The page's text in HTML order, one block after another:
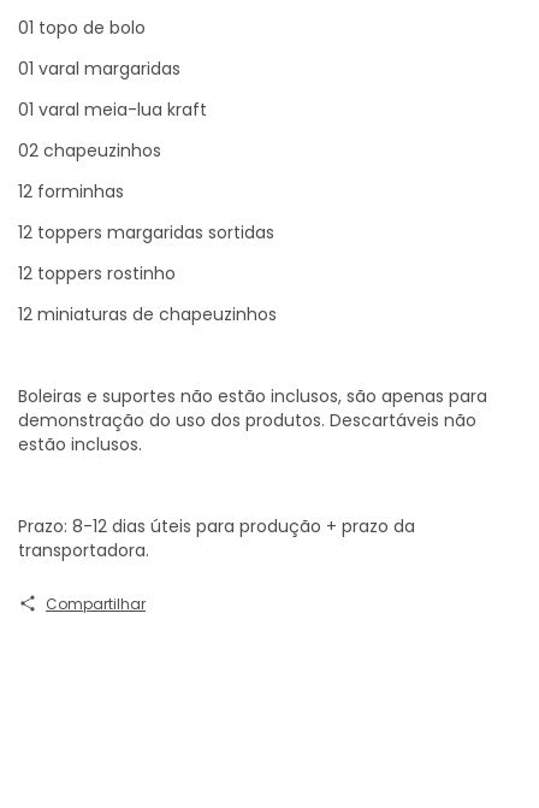
01 topo de bolo
01 varal margaridas
01 varal meia-lua kraft
02 chapeuzinhos
12 forminhas
12 toppers margaridas sortidas
12 toppers rostinho
12 miniaturas de chapeuzinhos
Boleiras e suportes não estão inclusos, são apenas para
demonstração do uso dos produtos. Descartáveis não
estão inclusos.
Prazo: 8-12 dias úteis para produção + prazo da
transportadora.
Compartilhar